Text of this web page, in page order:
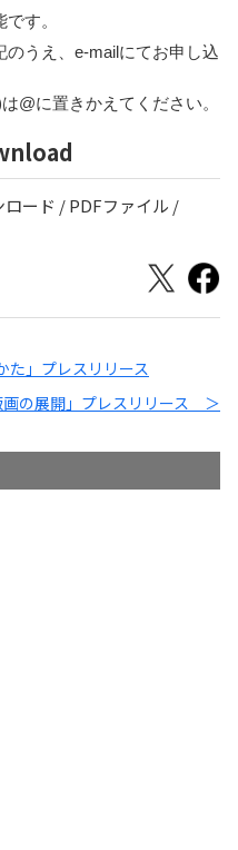
す。
うえ、e-mailにてお申し込
@に置きかえてください。
ード / PDFファイル /
」プレスリリース
画の展開」プレスリリース ＞